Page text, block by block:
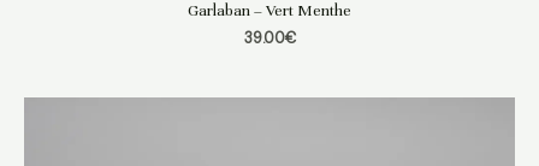
Garlaban – Vert Menthe
39.00€